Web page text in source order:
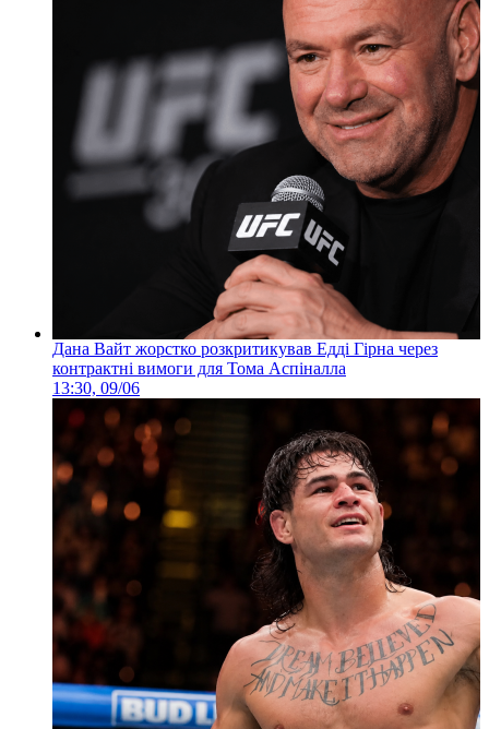
Дана Вайт жорстко розкритикував Едді Гірна через
контрактні вимоги для Тома Аспіналла
13:30, 09/06